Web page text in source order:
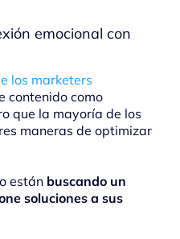
emocional con
los marketers
contenido como
que la mayoría de los
maneras de optimizar
están buscando un
soluciones a sus